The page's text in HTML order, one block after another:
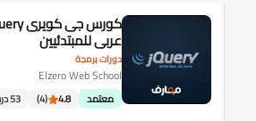
دورات برمجة
عربى للمبتدئيين
Elzero Web School
معتمد 4.8
(4) 53 درس